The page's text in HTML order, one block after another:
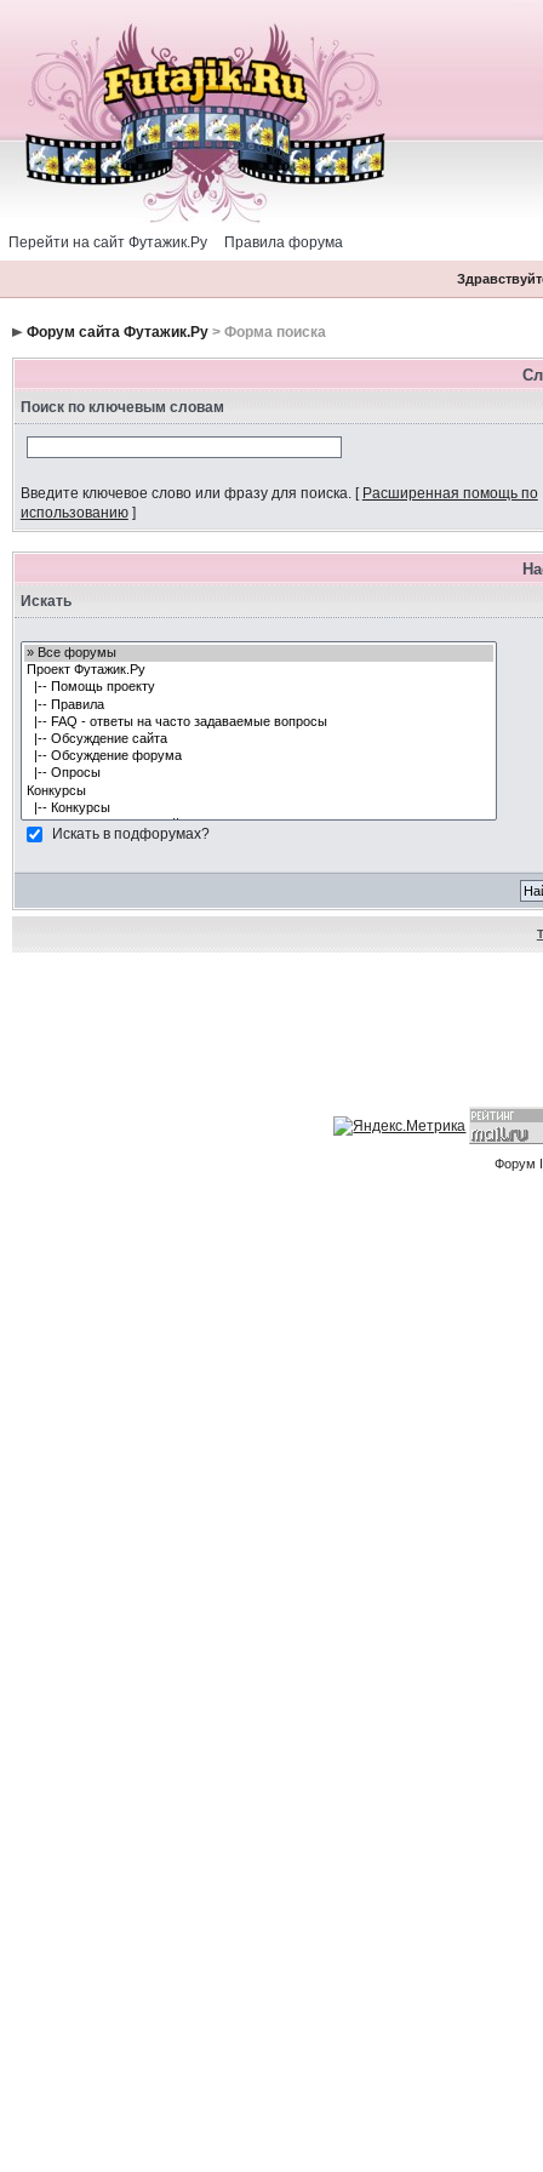
Перейти на сайт Футажик.Ру Правила форума
Форум сайта Футажик.Ру> Форма поиска
Поиск по ключевым словам
Введите ключевое слово или фразу для поиска.[ Расширенная помощь по
использованию]
Искать
Искать в подфорумах?
Форум